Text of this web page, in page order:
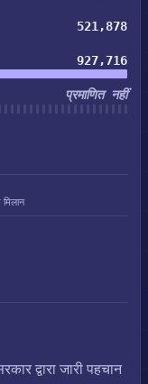
521,878
927,716
प्रमाणित नहीं
द्वारा जारी पहचान